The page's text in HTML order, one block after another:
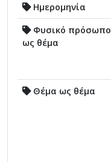
Ημερομηνία
Φυσικό πρόσωπο
ως θέμα
Θέμα ως θέμα